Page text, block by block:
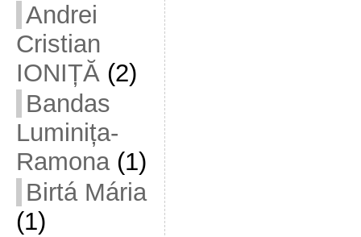
Andrei
Cristian
IONIȚĂ(2)
Bandas
Luminița-
Ramona(1)
Birtá Mária
(1)